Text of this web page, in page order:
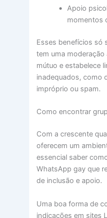
Apoio
momentos
Esses benefícios só
tem uma moderação
mútuo e estabelece
inadequados, como
impróprio ou spam.
Como encontrar
Com a crescente
oferecem um
essencial saber
WhatsApp gay que
de inclusão e apoio.
Uma boa forma de
indicações em sites